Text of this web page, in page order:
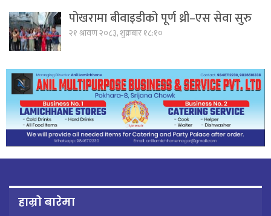
पोखरामा बीवाइडीको पूर्ण थ्री–एस सेवा सुरु
२१ श्रावण २०८३, शुक्रबार १८:१०
हाम्रो बारेमा